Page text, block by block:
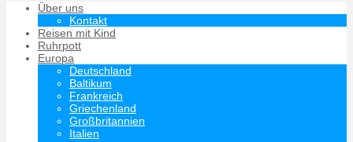
Über uns
Kontakt
Reisen mit Kind
Ruhrpott
Europa
Deutschland
Baltikum
Frankreich
Griechenland
Großbritannien
Italien